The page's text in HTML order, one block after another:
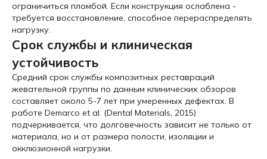
ограничиться пломбой. Если конструкция ослаблена -
требуется восстановление, способное перераспределять
нагрузку.
Срок службы и клиническая
устойчивость
Средний срок службы композитных реставраций
жевательной группы по данным клинических обзоров
составляет около 5-7 лет при умеренных дефектах. В
работе Demarco et al. (Dental Materials, 2015)
подчеркивается, что долговечность зависит не только от
материала, но и от размера полости, изоляции и
окклюзионной нагрузки.